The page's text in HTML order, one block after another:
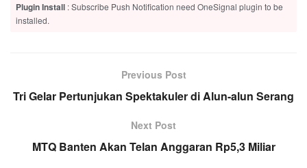
Plugin Install : Subscribe Push Notification need OneSignal plugin to be
installed.
Previous Post
Tri Gelar Pertunjukan Spektakuler di Alun-alun Serang
Next Post
MTQ Banten Akan Telan Anggaran Rp5,3 Miliar